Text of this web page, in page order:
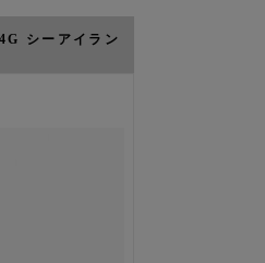
シーアイラン